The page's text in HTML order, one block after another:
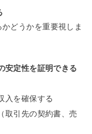
どうかを重要視しま
安定性を証明できる
入を確保する
取引先の契約書、売